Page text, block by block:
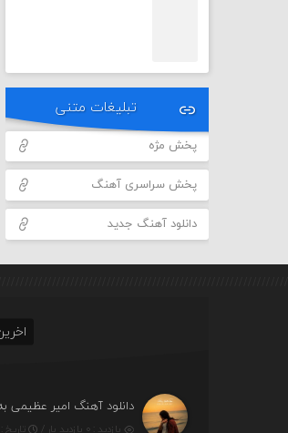
تبلیغات متنی
پخش مژه
پخش سراسری آهنگ
دانلود آهنگ جدید
دانلود آهنگ امیر عظیمی
بازدید : ۰ بازدید بار / تاریخ :